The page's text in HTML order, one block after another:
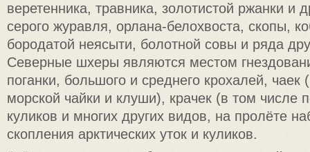
веретенника, травника, золотистой ржанки и
серого журавля, орлана-белохвоста, скопы,
бородатой неясыти, болотной совы и ряда
Северные шхеры являются местом
поганки, большого и среднего крохалей, чаек
морской чайки и клуши), крачек (в том числе
куликов и многих других видов, на пролёте
скопления арктических уток и куликов.